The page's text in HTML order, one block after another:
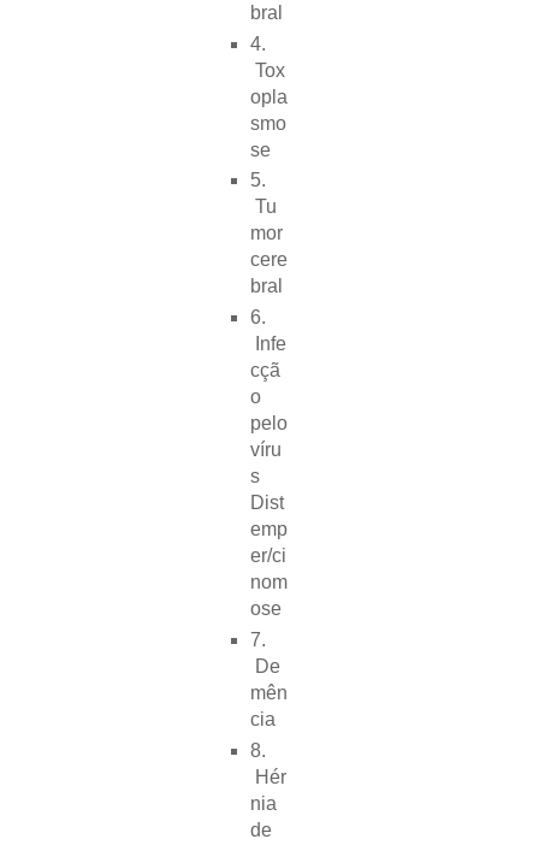
bral
4.
Tox
opla
smo
se
5.
Tu
mor
cere
bral
6.
Infe
cçã
o
pelo
víru
s
Dist
emp
er/ci
nom
ose
7.
De
mên
cia
8.
Hér
nia
de